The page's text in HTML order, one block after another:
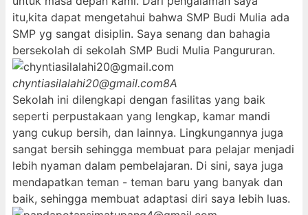
itu,kita dapat mengetahui bahwa SMP Budi Mulia ada
SMP yg sangat disiplin. Saya senang dan bahagia
bersekolah di sekolah SMP Budi Mulia Pangururan.
chyntiasilalahi20@gmail.com8A
Sekolah ini dilengkapi dengan fasilitas yang baik
seperti perpustakaan yang lengkap, kamar mandi
yang cukup bersih, dan lainnya. Lingkungannya juga
sangat bersih sehingga membuat para pelajar menjadi
lebih nyaman dalam pembelajaran. Di sini, saya juga
mendapatkan teman - teman baru yang banyak dan
baik, sehingga membuat adaptasi diri saya lebih luas.